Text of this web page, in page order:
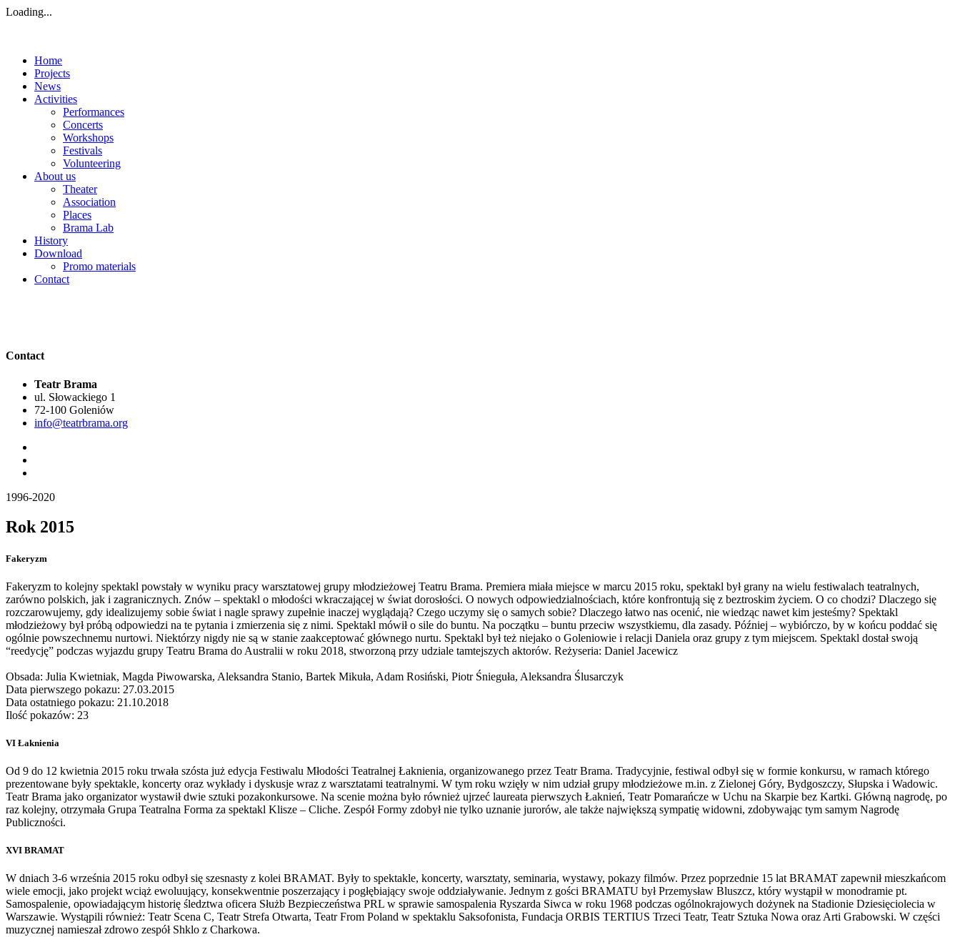
Loading...
Home
Projects
News
Activities
Performances
Concerts
Workshops
Festivals
Volunteering
About us
Theater
Association
Places
Brama Lab
History
Download
Promo materials
Contact
Contact
Teatr Brama
ul. Słowackiego 1
72-100 Goleniów
info@teatrbrama.org
1996-2020
Rok 2015
Fakeryzm
Fakeryzm to kolejny spektakl powstały w wyniku pracy warsztatowej grupy młodzieżowej Teatru Brama. Premiera miała miejsce w marcu 2015 roku, spektakl był grany na wielu festiwalach teatralnych,
zarówno polskich, jak i zagranicznych. Znów – spektakl o młodości wkraczającej w świat dorosłości. O nowych odpowiedzialnościach, które konfrontują się z beztroskim życiem. O co chodzi? Dlaczego się
rozczarowujemy, gdy idealizujemy sobie świat i nagle sprawy zupełnie inaczej wyglądają? Czego uczymy się o samych sobie? Dlaczego łatwo nas ocenić, nie wiedząc nawet kim jesteśmy? Spektakl
młodzieżowy był próbą odpowiedzi na te pytania i zmierzenia się z nimi. Spektakl mówił o sile do buntu. Na początku – buntu przeciw wszystkiemu, dla zasady. Później – wybiórczo, by w końcu poddać się
ogólnie powszechnemu nurtowi. Niektórzy nigdy nie są w stanie zaakceptować głównego nurtu. Spektakl był też niejako o Goleniowie i relacji Daniela oraz grupy z tym miejscem. Spektakl dostał swoją
“reedycję” podczas wyjazdu grupy Teatru Brama do Australii w roku 2018, stworzoną przy udziale tamtejszych aktorów. Reżyseria: Daniel Jacewicz
Obsada: Julia Kwietniak, Magda Piwowarska, Aleksandra Stanio, Bartek Mikuła, Adam Rosiński, Piotr Śnieguła, Aleksandra Ślusarczyk
Data pierwszego pokazu: 27.03.2015
Data ostatniego pokazu: 21.10.2018
Ilość pokazów: 23
VI Łaknienia
Od 9 do 12 kwietnia 2015 roku trwała szósta już edycja Festiwalu Młodości Teatralnej Łaknienia, organizowanego przez Teatr Brama. Tradycyjnie, festiwal odbył się w formie konkursu, w ramach którego
prezentowane były spektakle, koncerty oraz wykłady i dyskusje wraz z warsztatami teatralnymi. W tym roku wzięły w nim udział grupy młodzieżowe m.in. z Zielonej Góry, Bydgoszczy, Słupska i Wadowic.
Teatr Brama jako organizator wystawił dwie sztuki pozakonkursowe. Na scenie można było również ujrzeć laureata pierwszych Łaknień, Teatr Pomarańcze w Uchu na Skarpie bez Kartki. Główną nagrodę, po
raz kolejny, otrzymała Grupa Teatralna Forma za spektakl Klisze – Cliche. Zespół Formy zdobył nie tylko uznanie jurorów, ale także największą sympatię widowni, zdobywając tym samym Nagrodę
Publiczności.
XVI BRAMAT
W dniach 3-6 września 2015 roku odbył się szesnasty z kolei BRAMAT. Były to spektakle, koncerty, warsztaty, seminaria, wystawy, pokazy filmów. Przez poprzednie 15 lat BRAMAT zapewnił mieszkańcom
wiele emocji, jako projekt wciąż ewoluujący, konsekwentnie poszerzający i pogłębiający swoje oddziaływanie. Jednym z gości BRAMATU był Przemysław Bluszcz, który wystąpił w monodramie pt.
Samospalenie, opowiadającym historię śledztwa oficera Służb Bezpieczeństwa PRL w sprawie samospalenia Ryszarda Siwca w roku 1968 podczas ogólnokrajowych dożynek na Stadionie Dziesięciolecia w
Warszawie. Wystąpili również: Teatr Scena C, Teatr Strefa Otwarta, Teatr From Poland w spektaklu Saksofonista, Fundacja ORBIS TERTIUS Trzeci Teatr, Teatr Sztuka Nowa oraz Arti Grabowski. W części
muzycznej namieszał zdrowo zespół Shklo z Charkowa.